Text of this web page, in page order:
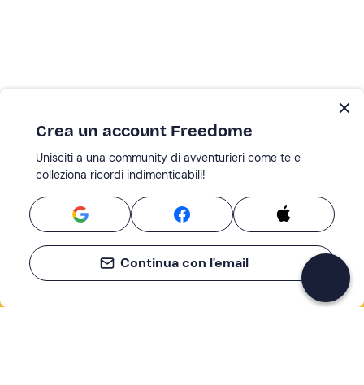
Se non sai mai cosa fare, sai cosa fare
Crea un account Freedome
Unisciti a una community di avventurieri come te e
colleziona ricordi indimenticabili!
Continua con l'email